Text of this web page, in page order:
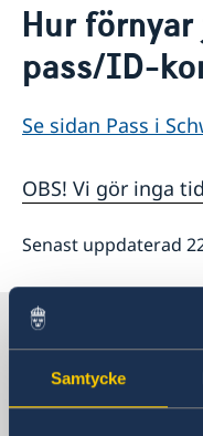
Samtycke
Om oss
Dataskyddspolicy
Så stöttar vi
Team Sweden
Svenska företag i
Anmäl
Passtider för
Hur
pass/ID-
Se sidan Pass i
OBS! Vi gör inga
Senast uppdaterad
Sverige i
Sveriges